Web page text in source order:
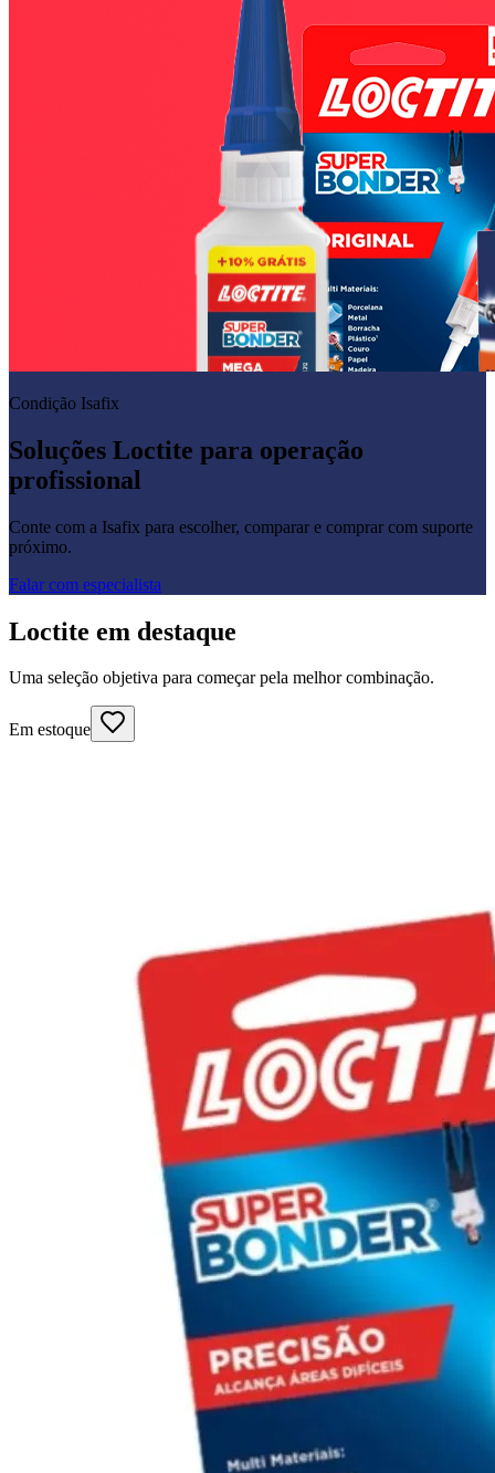
Condição Isafix
Soluções Loctite para operação
profissional
Conte com a Isafix para escolher, comparar e comprar com suporte
próximo.
Falar com especialista
Loctite em destaque
Uma seleção objetiva para começar pela melhor combinação.
Em estoque